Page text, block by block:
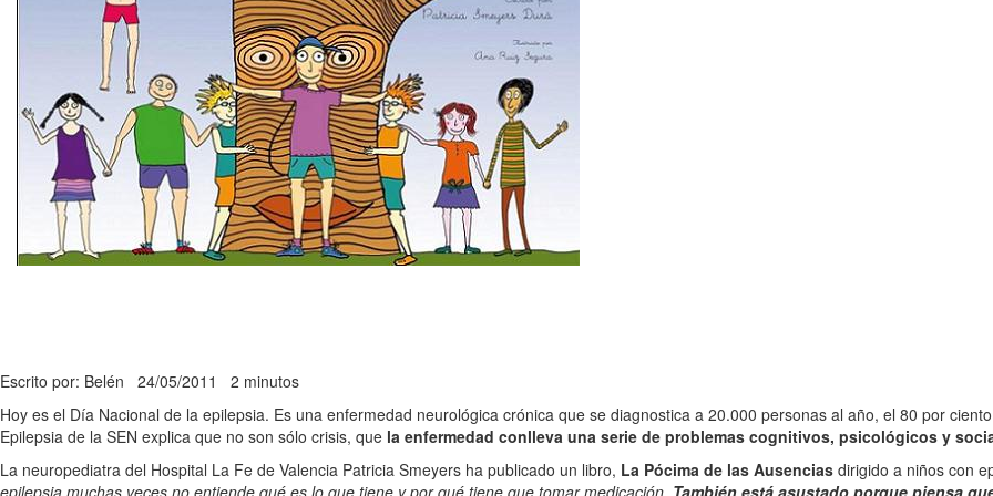
Escrito por: Belén 24/05/2011 2 minutos
Hoy es el Día Nacional de la epilepsia. Es una enfermedad neurológica crónica que se diagnostica a 20.000 personas al año, el 80 por
Epilepsia de la SEN explica que no son sólo crisis, que la enfermedad conlleva una serie de problemas cognitivos, psicológicos y
La neuropediatra del Hospital La Fe de Valencia Patricia Smeyers ha publicado un libro, La Pócima de las Ausencias dirigido a niños con
epilepsia muchas veces no entiende qué es lo que tiene y por qué tiene que tomar medicación. También está asustado porque piensa